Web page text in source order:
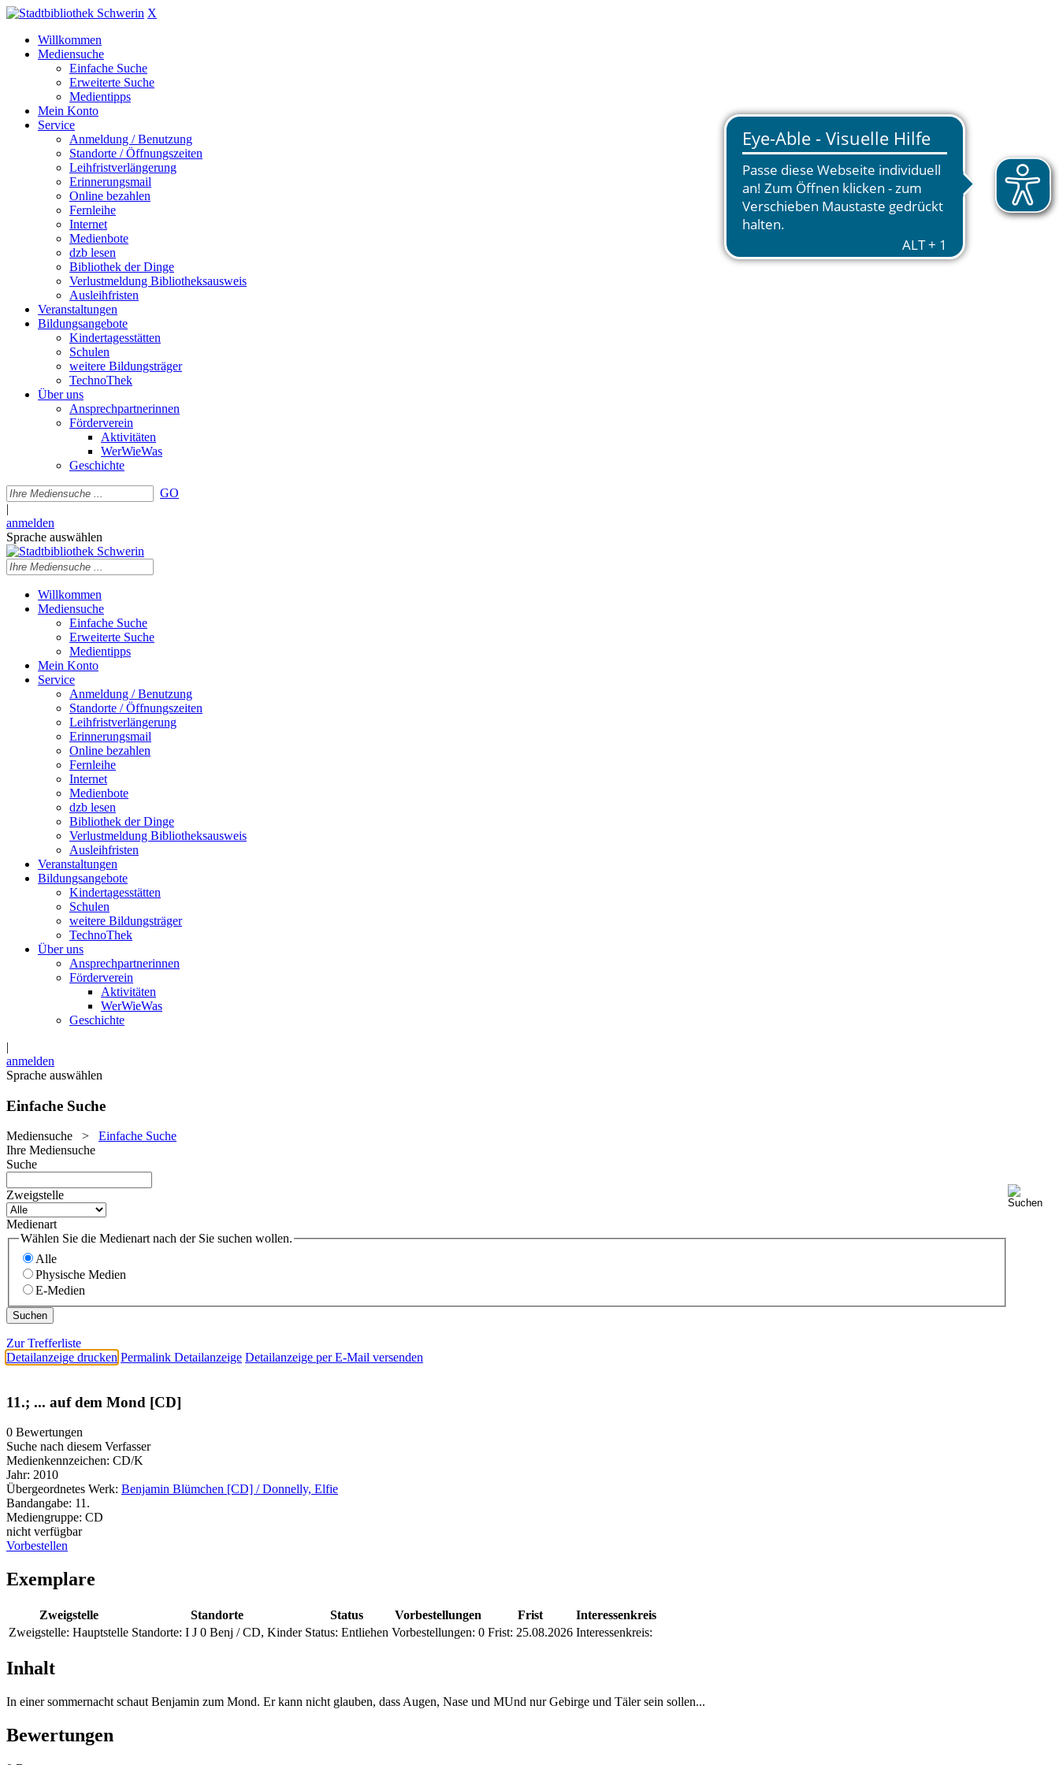
X
Willkommen
Mediensuche
Einfache Suche
Erweiterte Suche
Medientipps
Mein Konto
Service
Anmeldung / Benutzung
Standorte / Öffnungszeiten
Leihfristverlängerung
Erinnerungsmail
Online bezahlen
Fernleihe
Internet
Medienbote
dzb lesen
Bibliothek der Dinge
Verlustmeldung Bibliotheksausweis
Ausleihfristen
Veranstaltungen
Bildungsangebote
Kindertagesstätten
Schulen
weitere Bildungsträger
TechnoThek
Über uns
Ansprechpartnerinnen
Förderverein
Aktivitäten
WerWieWas
Geschichte
GO
|
anmelden
Sprache auswählen
Willkommen
Mediensuche
Einfache Suche
Erweiterte Suche
Medientipps
Mein Konto
Service
Anmeldung / Benutzung
Standorte / Öffnungszeiten
Leihfristverlängerung
Erinnerungsmail
Online bezahlen
Fernleihe
Internet
Medienbote
dzb lesen
Bibliothek der Dinge
Verlustmeldung Bibliotheksausweis
Ausleihfristen
Veranstaltungen
Bildungsangebote
Kindertagesstätten
Schulen
weitere Bildungsträger
TechnoThek
Über uns
Ansprechpartnerinnen
Förderverein
Aktivitäten
WerWieWas
Geschichte
|
anmelden
Sprache auswählen
Einfache Suche
Mediensuche > Einfache Suche
Ihre Mediensuche
Suche
Zweigstelle
Medienart
Wählen Sie die Medienart nach der Sie suchen wollen.
Alle
Physische Medien
E-Medien
Zur Trefferliste
Detailanzeige drucken Permalink Detailanzeige Detailanzeige per E-Mail versenden
11.; ... auf dem Mond [CD]
0 Bewertungen
Suche nach diesem Verfasser
Medienkennzeichen: CD/K
Jahr: 2010
Übergeordnetes Werk: Benjamin Blümchen [CD] / Donnelly, Elfie
Bandangabe: 11.
Mediengruppe: CD
nicht verfügbar
Vorbestellen
Exemplare
Zweigstelle Standorte Status Vorbestellungen Frist
Interessenkreis
Zweigstelle: Hauptstelle Standorte: I J 0 Benj / CD, Kinder Status: Entliehen Vorbestellungen: 0 Frist: 25.08.2026 Interessenkreis:
Inhalt
In einer sommernacht schaut Benjamin zum Mond. Er kann nicht glauben, dass Augen, Nase und MUnd nur Gebirge und Täler sein sollen...
Bewertungen